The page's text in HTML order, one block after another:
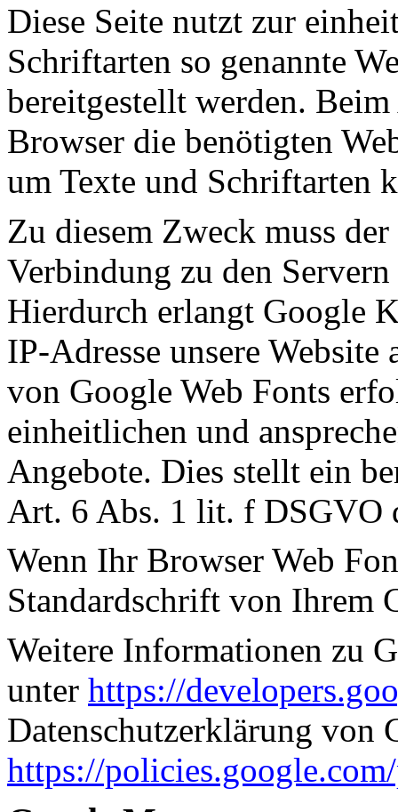
Diese Seite nutzt zur
Schriftarten so genannte
bereitgestellt werden.
Browser die benötigten
um Texte und Schriftarten
Zu diesem Zweck muss
Verbindung zu den
Hierdurch erlangt Google
IP-Adresse unsere
von Google Web Fonts
einheitlichen und
Angebote. Dies stellt ein
Art. 6 Abs. 1 lit. f DSGVO
Wenn Ihr Browser Web
Standardschrift von Ihrem
Weitere Informationen zu
unter https://
Datenschutzerklärung von
https://